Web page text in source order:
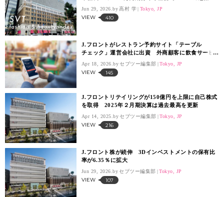
「SVT インデックス」は14,193ポイント
Jun 29, 2026. 高村 学 Tokyo, JP
VIEW 410
J.フロントがレストラン予約サイト「テーブル
チェック」運営会社に出資 外商顧客に飲食サービ
Apr 18, 2026. セブツー編集部 Tokyo, JP
VIEW 145
J.フロントリテイリングが150億円を上限に自己株式
を取得 2025年２月期決算は過去最高を更新
Apr 14, 2025. セブツー編集部 Tokyo, JP
VIEW 216
J.フロント株が続伸 3Dインベストメントの保有比
率が6.35％に拡大
Jun 29, 2026. セブツー編集部 Tokyo, JP
VIEW 107